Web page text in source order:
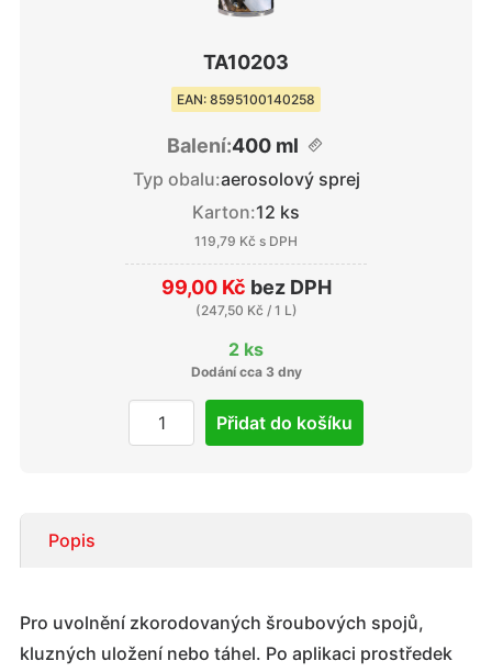
Popis
Pro uvolnění zkorodovaných šroubových spojů,
kluzných uložení nebo táhel. Po aplikaci prostředek
TA10203
EAN: 8595100140258
Balení:400 ml
Typ obalu:aerosolový sprej
Karton:12 ks
119,79 Kč s DPH
99,00 Kč bez DPH
(247,50 Kč / 1 L)
2 ks
Dodání cca 3 dny
Přidat do košíku